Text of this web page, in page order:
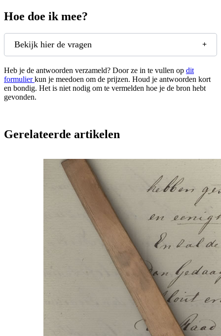
Hoe doe ik mee?
Bekijk hier de vragen
Heb je de antwoorden verzameld? Door ze in te vullen op dit
formulier(wordt geopend in een nieuw tabblad)
kun je meedoen om de prijzen. Houd je antwoorden kort
en bondig. Het is niet nodig om te vermelden hoe je de bron hebt
gevonden.
Gerelateerde artikelen